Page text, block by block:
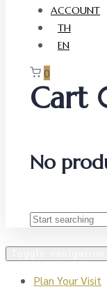
ACCOUNT
TH
EN
0
Cart
No
Plan Your Visit